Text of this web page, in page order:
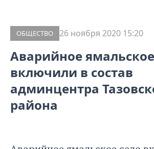
ОБЩЕСТВО 26 ноября 2020 15:20
Аварийное
включили в состав
админцентра
района